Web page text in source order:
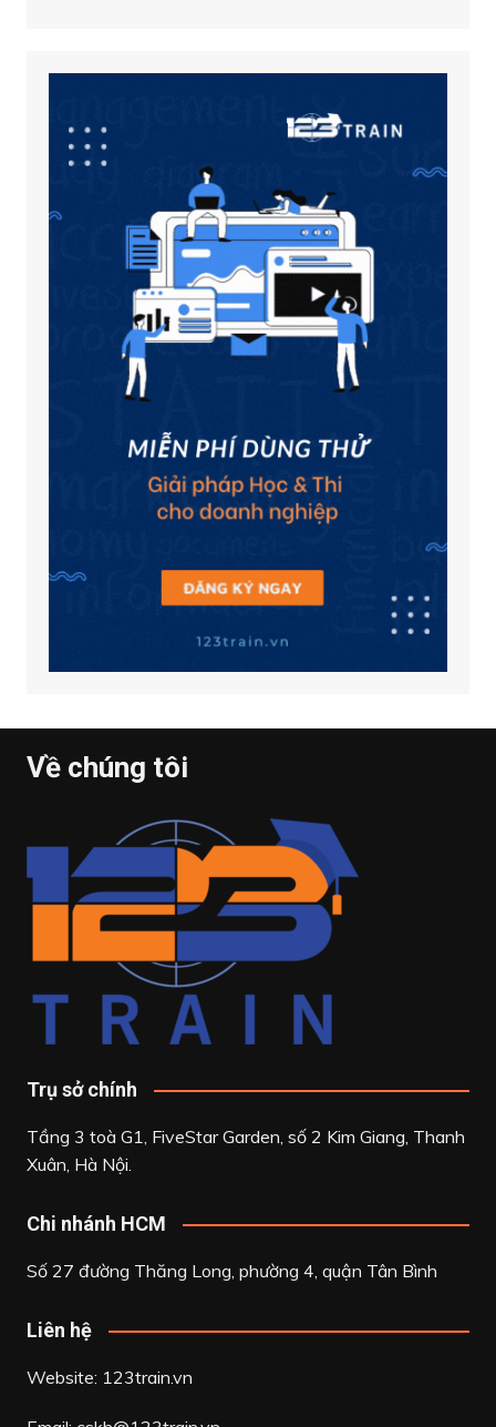
Về chúng tôi
Trụ sở chính
Tầng 3 toà G1, FiveStar Garden, số 2 Kim Giang, Thanh
Xuân, Hà Nội.
Chi nhánh HCM
Số 27 đường Thăng Long, phường 4, quận Tân Bình
Liên hệ
Website: 123train.vn